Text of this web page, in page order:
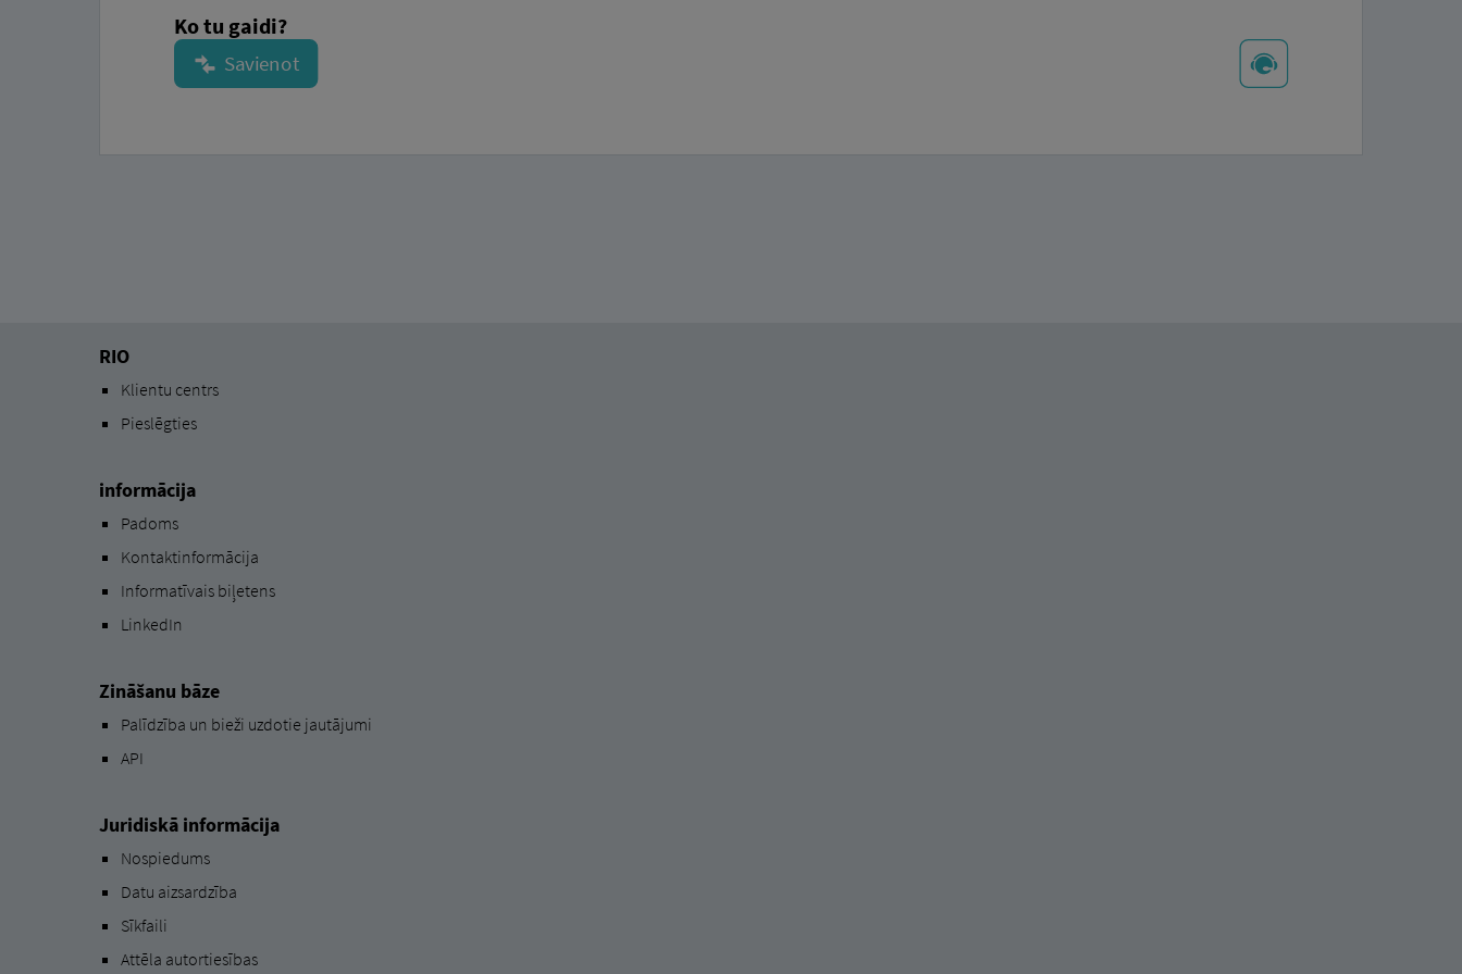
Ko tu gaidi?
RIO
Klientu centrs
Pieslēgties
informācija
Padoms
Kontaktinformācija
Informatīvais biļetens
LinkedIn
Zināšanu bāze
Palīdzība un bieži uzdotie jautājumi
API
Juridiskā informācija
Nospiedums
Datu aizsardzība
Sīkfaili
Attēla autortiesības